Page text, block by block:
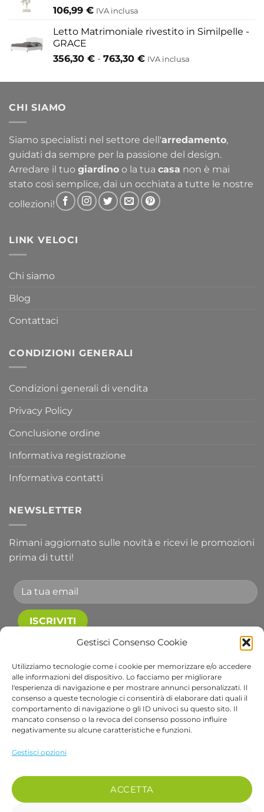
Gestisci Consenso Cookie
Utilizziamo tecnologie come i cookie per memorizzare e/o accedere
alle informazioni del dispositivo. Lo facciamo per migliorare
l'esperienza di navigazione e per mostrare annunci personalizzati. Il
consenso a queste tecnologie ci consentirà di elaborare dati quali il
comportamento di navigazione o gli ID univoci su questo sito. Il
mancato consenso o la revoca del consenso possono influire
negativamente su alcune caratteristiche e funzioni.
Gestisci opzioni
ACCETTA
106,99 € IVA inclusa
Letto Matrimoniale rivestito in Similpelle -
GRACE
356,30 € - 763,30 €Fascia
prezzo:
IVA inclusa
CHI SIAMO
Siamo specialisti nel settore dell'arredamento,
guidati da sempre per la passione del design.
Arredare il tuo giardino o la tua casa non è mai
stato così semplice, dai un occhiata a tutte le nostre
collezioni!
LINK VELOCI
Chi siamo
Blog
Contattaci
CONDIZIONI GENERALI
Condizioni generali di vendita
Privacy Policy
Conclusione ordine
Informativa registrazione
Informativa contatti
NEWSLETTER
Rimani aggiornato sulle novità e ricevi le promozioni
prima di tutti!
Accetto le condizioni generali e di ricevere le
Alternative:
Visa PayPal Stripe MasterCard
Cash
On
Apple
Via B. Cellini 7, 36061, Bassano del Grappa VI
REA: VI-407698 - Cap. soc. € 10.000,00 i.v.
PEC: bscom@pec.it SDI: EUVZNZV